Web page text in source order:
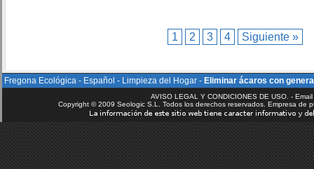
1 2 3 4 Siguiente »
Fregona Ecológica - Español - Limpieza del Hogar - Eliminar ácaros con
AVISO LEGAL Y CONDICIONES DE USO. -
Copyright © 2009 Seologic S.L. Todos los derechos reservados. Empresa de